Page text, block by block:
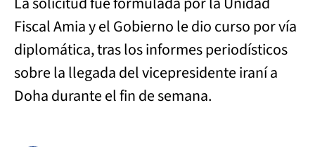
Fiscal Amia y el Gobierno le dio curso por vía
diplomática, tras los informes periodísticos
sobre la llegada del vicepresidente iraní a
Doha durante el fin de semana.